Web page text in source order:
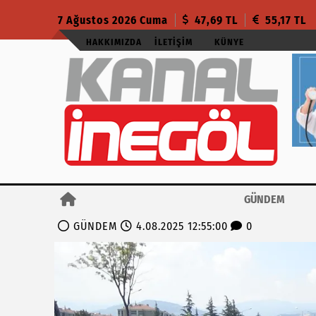
7 Ağustos 2026 Cuma 47,69 TL 55,17 TL
HAKKIMIZDA İLETIŞIM KÜNYE
GÜNDEM
GÜNDEM
4.08.2025 12:55:00 0